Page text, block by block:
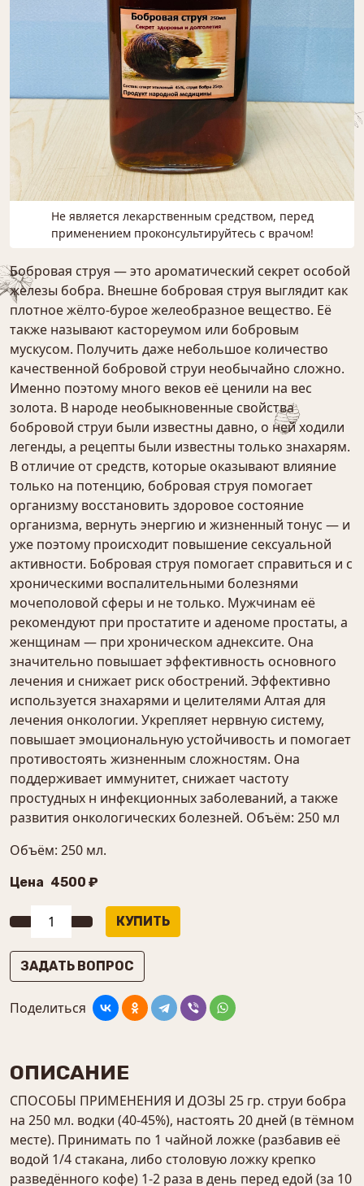
Не является лекарственным средством, перед
применением проконсультируйтесь с врачом!
Бобровая струя — это ароматический секрет особой
железы бобра. Внешне бобровая струя выглядит как
плотное жёлто-бурое желеобразное вещество. Её
также называют кастореумом или бобровым
мускусом. Получить даже небольшое количество
качественной бобровой струи необычайно сложно.
Именно поэтому много веков её ценили на вес
золота. В народе необыкновенные свойства
бобровой струи были известны давно, о ней ходили
легенды, а рецепты были известны только знахарям.
В отличие от средств, которые оказывают влияние
только на потенцию, бобровая струя помогает
организму восстановить здоровое состояние
организма, вернуть энергию и жизненный тонус — и
уже поэтому происходит повышение сексуальной
активности. Бобровая струя помогает справиться и с
хроническими воспалительными болезнями
мочеполовой сферы и не только. Мужчинам её
рекомендуют при простатите и аденоме простаты, а
женщинам — при хроническом аднексите. Она
значительно повышает эффективность основного
лечения и снижает риск обострений. Эффективно
используется знахарями и целителями Алтая для
лечения онкологии. Укрепляет нервную систему,
повышает эмоциональную устойчивость и помогает
противостоять жизненным сложностям. Она
поддерживает иммунитет, снижает частоту
простудных н инфекционных заболеваний, а также
развития онкологических болезней. Объём: 250 мл
Объём: 250 мл.
Цена 4500 ₽
ЗАДАТЬ ВОПРОС
Поделиться
ОПИСАНИЕ
СПОСОБЫ ПРИМЕНЕНИЯ И ДОЗЫ 25 гр. струи бобра
на 250 мл. водки (40-45%), настоять 20 дней (в тёмном
месте). Принимать по 1 чайной ложке (разбавив её
водой 1/4 стакана, либо столовую ложку крепко
разведённого кофе) 1-2 раза в день перед едой (за 10